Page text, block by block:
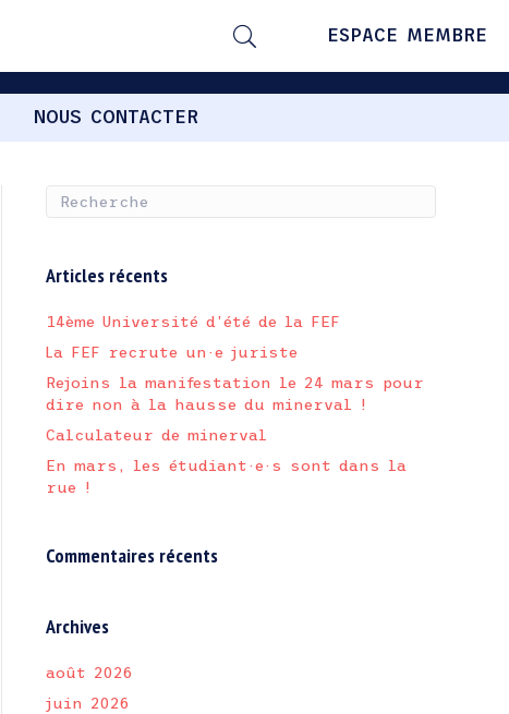
ESPACE MEMBRE
NOUS CONTACTER
Articles récents
14ème Université d’été de la FEF
La FEF recrute un·e juriste
Rejoins la manifestation le 24 mars pour
dire non à la hausse du minerval !
Calculateur de minerval
En mars, les étudiant·e·s sont dans la
rue !
Commentaires récents
Archives
août 2026
juin 2026